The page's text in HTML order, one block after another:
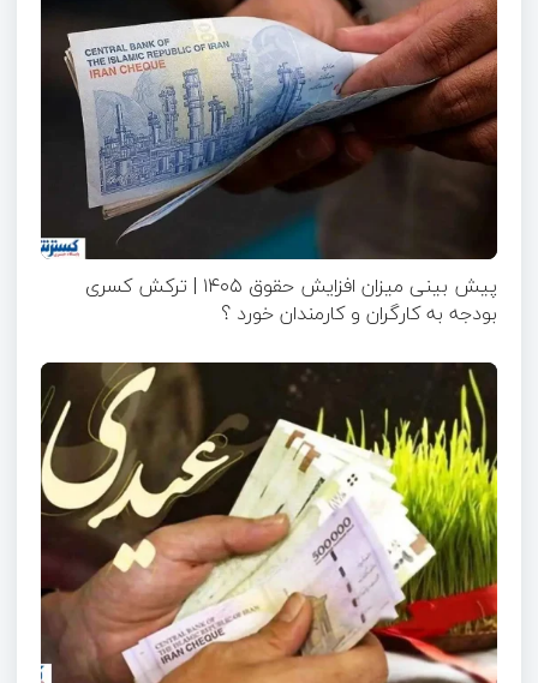
پیش بینی میزان افزایش حقوق ۱۴۰۵ | ترکش کسری
بودجه به کارگران و کارمندان خورد ؟